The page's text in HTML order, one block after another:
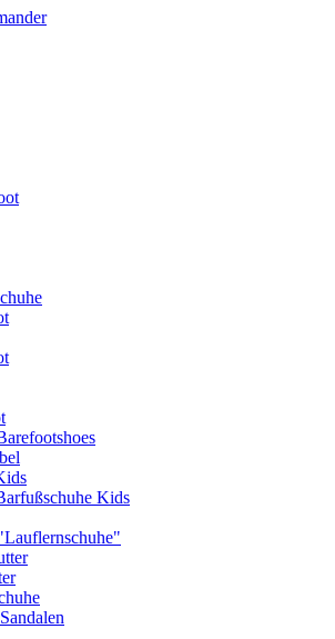
Kids